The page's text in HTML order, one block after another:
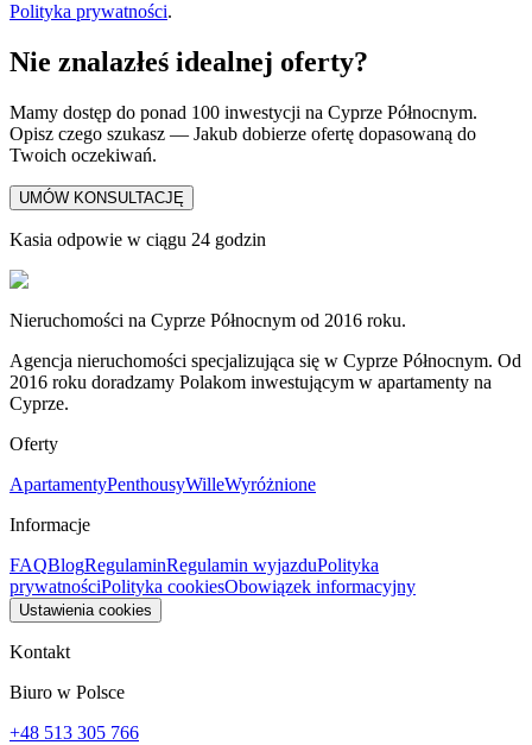
Polityka prywatności.
Nie znalazłeś idealnej oferty?
Mamy dostęp do ponad 100 inwestycji na Cyprze Północnym.
Opisz czego szukasz — Jakub dobierze ofertę dopasowaną do
Twoich oczekiwań.
UMÓW KONSULTACJĘ
Kasia odpowie w ciągu 24 godzin
Nieruchomości na Cyprze Północnym od 2016 roku.
Agencja nieruchomości specjalizująca się w Cyprze Północnym. Od
2016 roku doradzamy Polakom inwestującym w apartamenty na
Cyprze.
Oferty
ApartamentyPenthousyWilleWyróżnione
Informacje
FAQBlogRegulaminRegulamin wyjazduPolityka
prywatnościPolityka cookiesObowiązek informacyjny
Ustawienia cookies
Kontakt
Biuro w Polsce
+48 513 305 766